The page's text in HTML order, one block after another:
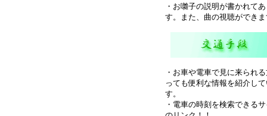
・お囃子の説明が書かれて
す。また、曲の視聴ができ
・お車や電車で見に来られ
っても便利な情報を紹介し
す。
・電車の時刻を検索できる